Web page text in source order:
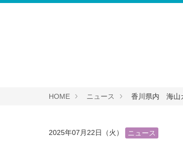
HOME ニュース 香川県内 海山
2025年07月22日（火） ニュース